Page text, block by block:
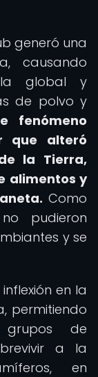
generó una
causando
global y
de polvo y
fenómeno
que alteró
la Tierra,
alimentos y
Como
pudieron
y se
en la
permitiendo
de
a la
en